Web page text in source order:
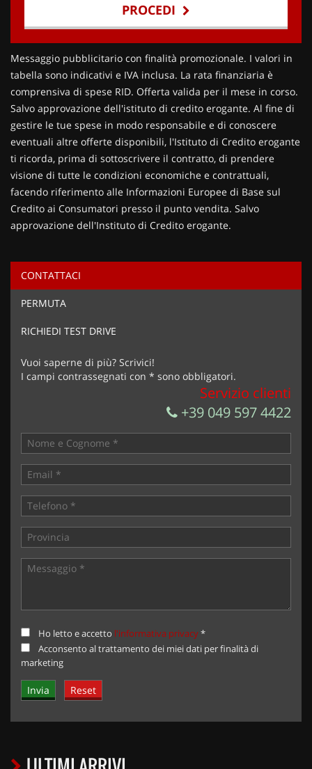
PROCEDI
Contattaci
Ho letto e accettol'informativa privacy*
Acconsento al trattamento dei miei dati per finalità di
Invia la tua richiesta
Messaggio pubblicitario con finalità promozionale. I valori in
tabella sono indicativi e IVA inclusa. La rata finanziaria è
comprensiva di spese RID. Offerta valida per il mese in corso.
Salvo approvazione dell'istituto di credito erogante. Al fine di
gestire le tue spese in modo responsabile e di conoscere
eventuali altre offerte disponibili, l'Istituto di Credito erogante
ti ricorda, prima di sottoscrivere il contratto, di prendere
visione di tutte le condizioni economiche e contrattuali,
facendo riferimento alle Informazioni Europee di Base sul
Credito ai Consumatori presso il punto vendita. Salvo
approvazione dell'Instituto di Credito erogante.
CONTATTACI
PERMUTA
RICHIEDI TEST DRIVE
Vuoi saperne di più? Scrivici!
I campi contrassegnati con * sono obbligatori.
Servizio clienti
+39 049 597 4422
Ho letto e accetto l'informativa privacy*
Acconsento al trattamento dei miei dati per finalità di
marketing